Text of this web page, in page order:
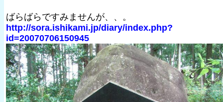
ばらばらですみませんが、、。
http://sora.ishikami.jp/diary/index.php?
id=20070706150945